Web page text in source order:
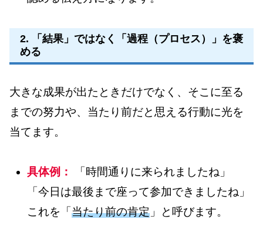
2. 「結果」ではなく「過程（プロセス）」を褒
める
大きな成果が出たときだけでなく、そこに至る
までの努力や、当たり前だと思える行動に光を
当てます。
具体例：
「時間通りに来られましたね」
「今日は最後まで座って参加できましたね」
これを「当たり前の肯定」と呼びます。